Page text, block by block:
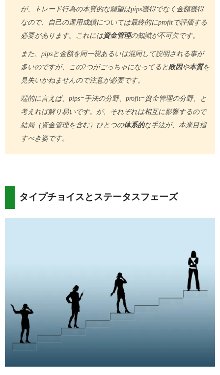
が、トレード行為の本質的な願望はpips獲得でなく金額獲得
なので、自己の運用成績については最終的にprofitで評価する
必要があります。これには資金管理の知識が不可欠です。
また、pipsと金額を同一視あるいは混同して説明される事が
多いのですが、この2つがごっちゃになってると敗因や本質を
見失いかねませんので注意が必要です。
端的に言えば、pips=手法の分野、profit=資金管理の分野、と
考えれば解り易いです。が、それぞれは相互に影響するので
結局（資金管理を含む）ひとつの体系的な手法が、本来目指
すべき姿です。
タイプチョイスとステータスフェーズ